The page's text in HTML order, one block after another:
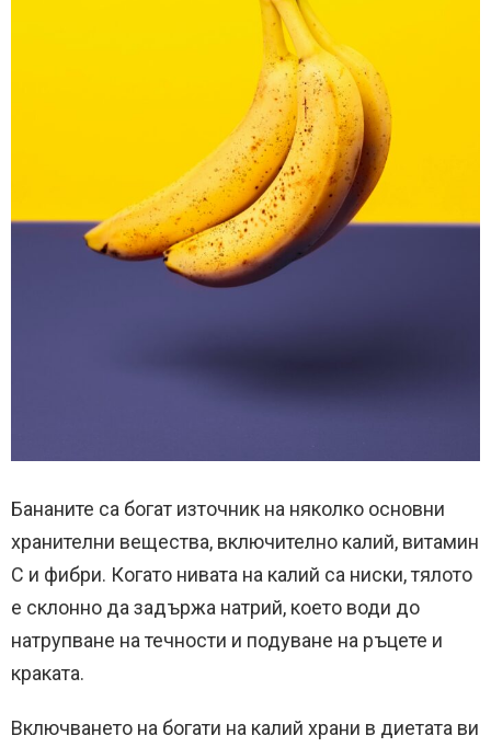
Бананите са богат източник на няколко основни
хранителни вещества, включително калий, витамин
С и фибри. Когато нивата на калий са ниски, тялото
е склонно да задържа натрий, което води до
натрупване на течности и подуване на ръцете и
краката.
Включването на богати на калий храни в диетата ви